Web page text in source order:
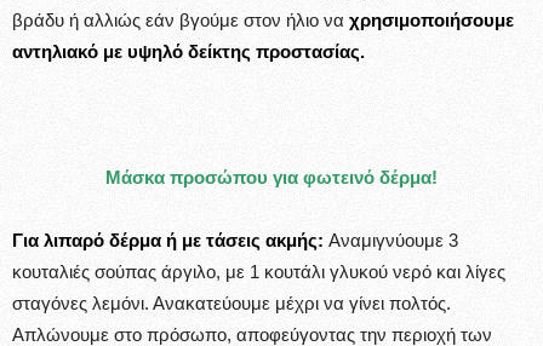
βράδυ ή αλλιώς εάν βγούμε στον ήλιο να χρησιμοποιήσουμε
αντηλιακό με υψηλό δείκτης προστασίας.
Μάσκα προσώπου για φωτεινό δέρμα!
Για λιπαρό δέρμα ή με τάσεις ακμής: Αναμιγνύουμε 3
κουταλιές σούπας άργιλο, με 1 κουτάλι γλυκού νερό και λίγες
σταγόνες λεμόνι. Ανακατεύουμε μέχρι να γίνει πολτός.
Απλώνουμε στο πρόσωπο, αποφεύγοντας την περιοχή των